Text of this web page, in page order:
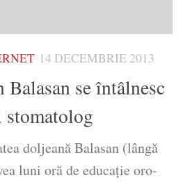
14 DECEMBRIE 2013
se întâlnesc
doljeană Balasan (lângă
luni oră de educație oro-